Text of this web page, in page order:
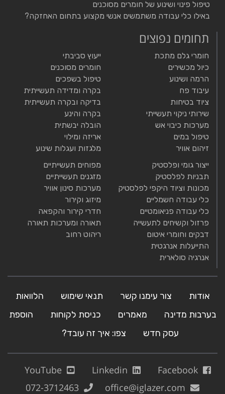
טיפול פינוי ושינוע של חומרים מסוכנים
באילו כלי עבודה משתמשים אנשי מקצוע בתחום האחזקה?
תחומים נפוצים
חומרי גלם מתכת
כיול מכשירים
הרמה ושינוע
עיבוד פח
ציוד בטיחות
שירותי ניקוי תעשייתי
מערכות כיבוי אש
טיפול במים
זיהום אוויר
ייעוץ סביבתי
חומרים מסוכנים
טיפול בשפכים
בקרה ומדידה תעשייתית
בדיקה ובקרה תעשייתית
בקרה והינע
הובלה יבשתית
אריזה ומילוי
מלגזות ועגלות שינוע
ייצור גומי ופלסטיק
תבניות לפלסטיק
מכונות וציוד היקפי לפלסטיק
כלי עבודה חשמליים
כלי עבודה פניאומטיים
פרזול וקשיחים לתעשייה
דבקים וחומרי איטום
התייעלות אנרגטית
אנרגיה סולארית
מפוחים תעשייתיים
מזגנים תעשייתיים
מערכות סינון אוויר
מיזוג וקירור
חדרי קירור והקפאה
תאורה ומערכות תאורה
ריהוט רחוב
אודות צור עימנו קשר תנאי שימוש
הלוואות
בערבות מדינה
מאמרים כניסת לקוחות
הוספת
עסק חדש
צפו: איך זה עובד?
Facebook